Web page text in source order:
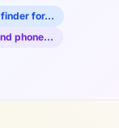
finder for…
phone…